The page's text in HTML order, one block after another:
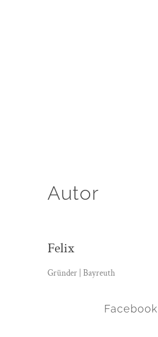
Autor
Felix
Gründer | Bayreuth
Facebook